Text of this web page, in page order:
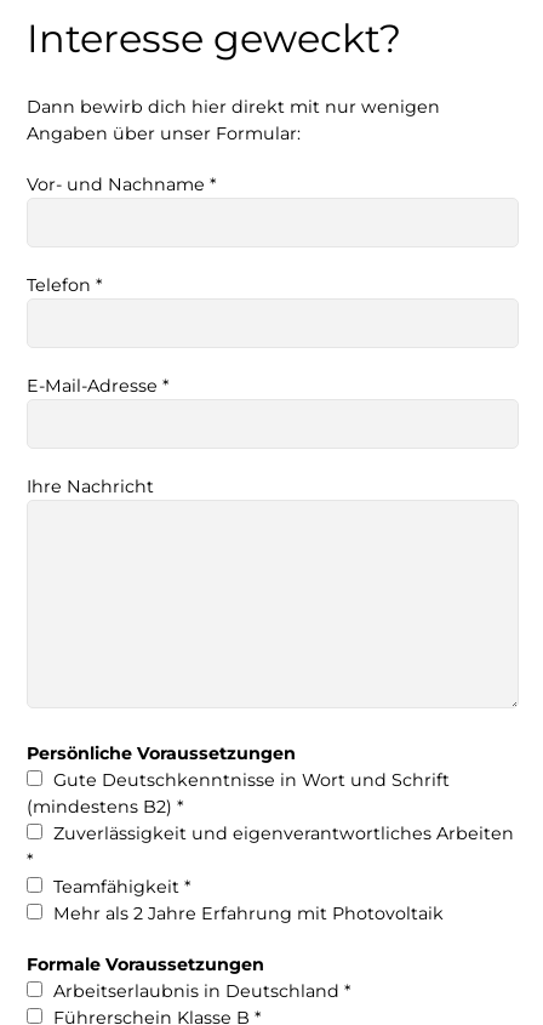
Interesse geweckt?
Dann bewirb dich hier direkt mit nur wenigen
Angaben über unser Formular:
Vor- und Nachname *
Telefon *
E-Mail-Adresse *
Ihre Nachricht
Persönliche Voraussetzungen
Gute Deutschkenntnisse in Wort und Schrift
(mindestens B2) *
Zuverlässigkeit und eigenverantwortliches Arbeiten
*
Teamfähigkeit *
Mehr als 2 Jahre Erfahrung mit Photovoltaik
Formale Voraussetzungen
Arbeitserlaubnis in Deutschland *
Führerschein Klasse B *